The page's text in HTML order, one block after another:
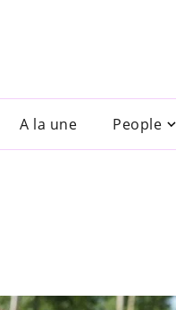
A la une People